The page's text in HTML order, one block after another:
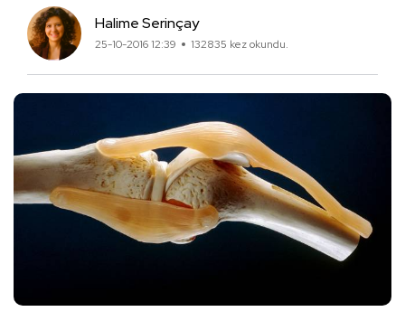
Halime Serinçay
25-10-2016 12:39 132835 kez okundu.